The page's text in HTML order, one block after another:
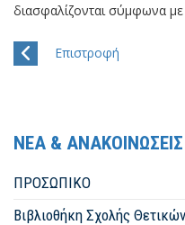
διασφαλίζονται σύμφωνα
Επιστροφή
ΝΕΑ & ΑΝΑΚΟΙΝΩΣΕΙΣ
ΠΡΟΣΩΠΙΚΟ
Βιβλιοθήκη Σχολής